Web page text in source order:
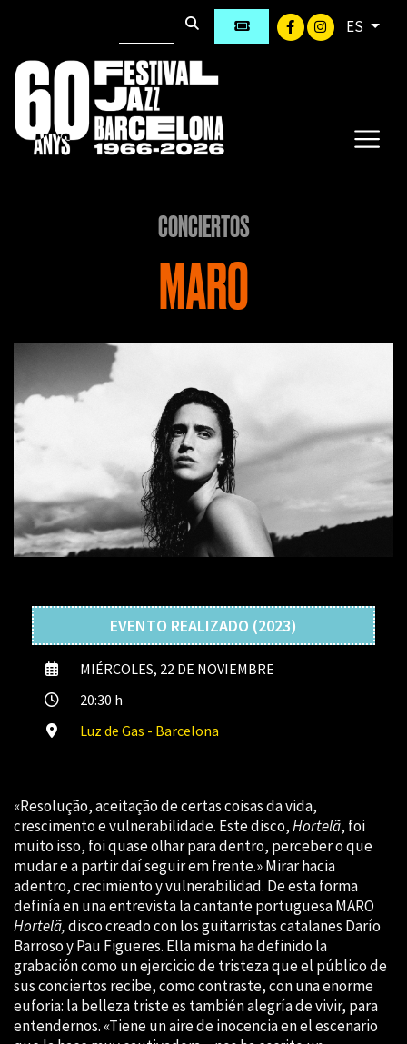
ES
CONCIERTOS
MARO
EVENTO REALIZADO (2023)
MIÉRCOLES, 22 DE NOVIEMBRE
20:30 h
Luz de Gas - Barcelona
«Resolução, aceitação de certas coisas da vida,
crescimento e vulnerabilidade. Este disco,Hortelã, foi
muito isso, foi quase olhar para dentro, perceber o que
mudar e a partir daí seguir em frente.» Mirar hacia
adentro, crecimiento y vulnerabilidad. De esta forma
definía en una entrevista la cantante portuguesa MARO
Hortelã,disco creado con los guitarristas catalanes Darío
Barroso y Pau Figueres. Ella misma ha definido la
grabación como un ejercicio de tristeza que el público de
sus conciertos recibe, como contraste, con una enorme
euforia: la belleza triste es también alegría de vivir, para
entendernos. «Tiene un aire de inocencia en el escenario